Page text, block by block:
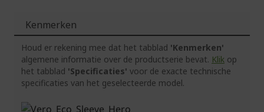
Kenmerken
Houd er rekening mee dat het tabblad 'Kenmerken'
algemene informatie over de productserie bevat. Klik op
het tabblad 'Specificaties' voor de exacte technische
specificaties van het geselecteerde model.